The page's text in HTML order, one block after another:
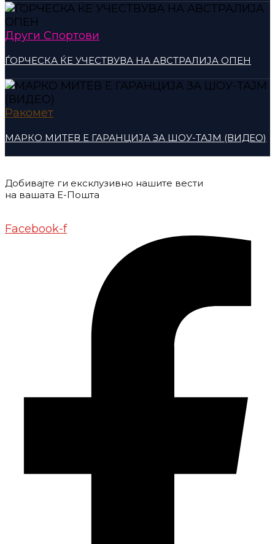
Други Спортови
ЃОРЧЕСКА ЌЕ УЧЕСТВУВА НА АВСТРАЛИЈА ОПЕН
Ракомет
МАРКО МИТЕВ Е ГАРАНЦИЈА ЗА ШОУ-ТАЈМ (ВИДЕО)
Добивајте ги ексклузивно нашите вести
на вашата Е-Пошта
Facebook-f